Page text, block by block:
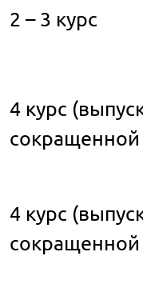
2 – 3 курс
4 курс
4 курс